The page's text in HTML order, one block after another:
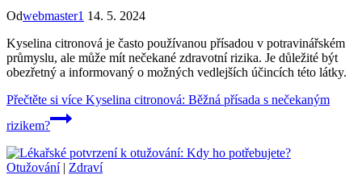
Odwebmaster1 14. 5. 2024
Kyselina citronová je často používanou přísadou v potravinářském
průmyslu, ale může mít nečekané zdravotní rizika. Je důležité být
obezřetný a informovaný o možných vedlejších účincích této látky.
Přečtěte si více Kyselina citronová: Běžná přísada s nečekaným
rizikem?
Otužování| Zdraví